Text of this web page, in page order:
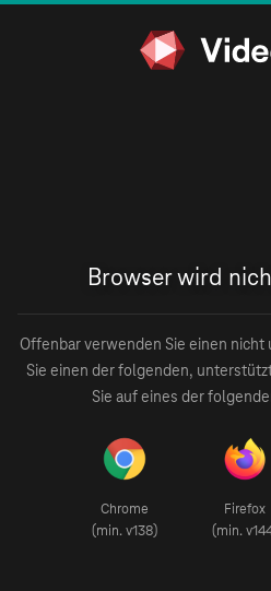
Browser wird
Offenbar verwenden Sie einen
Sie einen der folgenden,
Sie auf eines der
Chrome
(min. v138)
Firefox
(min.